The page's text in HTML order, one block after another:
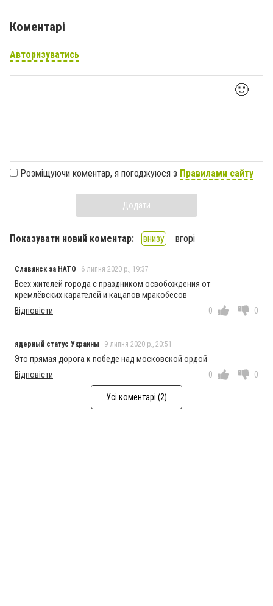
Коментарі
Авторизуватись
🙂
Розміщуючи коментар, я погоджуюся з Правилами сайту
Додати
Показувати новий коментар: внизу вгорі
Славянск за НАТО 6 липня 2020 р., 19:37
Всех жителей города с праздником освобождения от
кремлёвских карателей и кацапов мракобесов
Відповісти
0 0
ядерный статус Украины 9 липня 2020 р., 20:51
Это прямая дорога к победе над московской ордой
Відповісти
0 0
Усі коментарі (2)